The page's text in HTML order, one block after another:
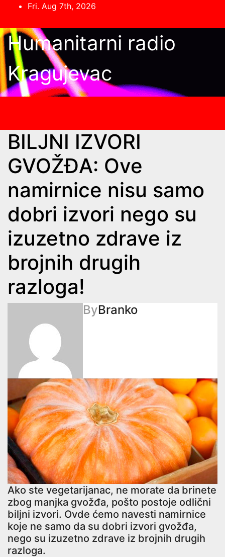
content
Fri. Aug 7th, 2026
Humanitarni radio
Kragujevac
BILJNI IZVORI
GVOŽĐA: Ove
namirnice nisu samo
dobri izvori nego su
izuzetno zdrave iz
brojnih drugih
razloga!
ByBranko
Ako ste vegetarijanac, ne morate da brinete
zbog manjka gvožđa, pošto postoje odlični
biljni izvori. Ovde ćemo navesti namirnice
koje ne samo da su dobri izvori gvožđa,
nego su izuzetno zdrave iz brojnih drugih
razloga.